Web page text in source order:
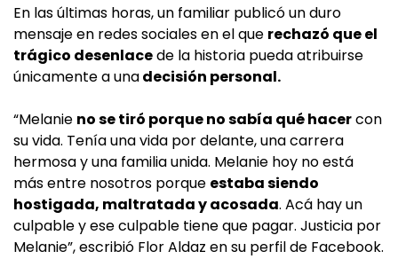
En las últimas horas, un familiar publicó un duro
mensaje en redes sociales en el que rechazó que el
trágico desenlacede la historia pueda atribuirse
únicamente a unadecisión personal.
“Melanie no se tiró porque no sabía qué hacercon
su vida. Tenía una vida por delante, una carrera
hermosa y una familia unida. Melanie hoy no está
más entre nosotros porque estaba siendo
hostigada, maltratada y acosada. Acá hay un
culpable y ese culpable tiene que pagar. Justicia por
Melanie”, escribió Flor Aldaz en su perfil de Facebook.